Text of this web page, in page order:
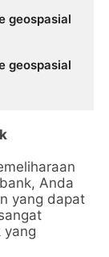
geospasial
geospasial
Anda
yang dapat
yang